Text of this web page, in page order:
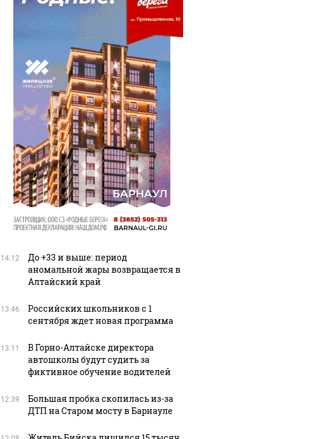
14:12
До +33 и выше: период
аномальной жары возвращается в
Алтайский край
13:46
Российских школьников с 1
сентября ждет новая программа
13:11
В Горно-Алтайске директора
автошколы будут судить за
фиктивное обучение водителей
12:39
Большая пробка скопилась из-за
ДТП на Старом мосту в Барнауле